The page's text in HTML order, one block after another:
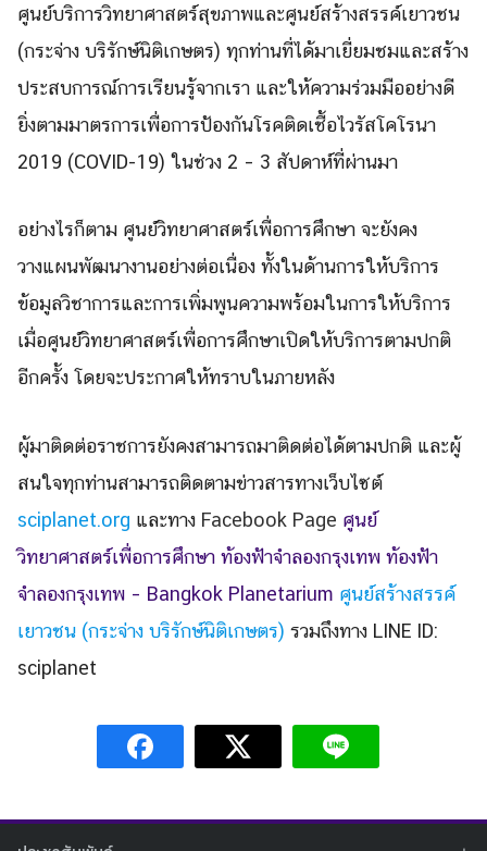
ศูนย์บริการวิทยาศาสตร์สุขภาพและศูนย์สร้างสรรค์เยาวชน
(กระจ่าง บริรักษ์นิติเกษตร) ทุกท่านที่ได้มาเยี่ยมชมและสร้าง
ประสบการณ์การเรียนรู้จากเรา และให้ความร่วมมืออย่างดี
ยิ่งตามมาตรการเพื่อการป้องกันโรคติดเชื้อไวรัสโคโรนา
2019 (COVID-19) ในช่วง 2 – 3 สัปดาห์ที่ผ่านมา
อย่างไรก็ตาม ศูนย์วิทยาศาสตร์เพื่อการศึกษา จะยังคง
วางแผนพัฒนางานอย่างต่อเนื่อง ทั้งในด้านการให้บริการ
ข้อมูลวิชาการและการเพิ่มพูนความพร้อมในการให้บริการ
เมื่อศูนย์วิทยาศาสตร์เพื่อการศึกษาเปิดให้บริการตามปกติ
อีกครั้ง โดยจะประกาศให้ทราบในภายหลัง
ผู้มาติดต่อราชการยังคงสามารถมาติดต่อได้ตามปกติ และผู้
สนใจทุกท่านสามารถติดตามข่าวสารทางเว็บไซต์
sciplanet.org และทาง Facebook Page ศูนย์
วิทยาศาสตร์เพื่อการศึกษา ท้องฟ้าจำลองกรุงเทพ ท้องฟ้า
จำลองกรุงเทพ – Bangkok Planetarium ศูนย์สร้างสรรค์
เยาวชน (กระจ่าง บริรักษ์นิติเกษตร) รวมถึงทาง LINE ID:
sciplanet